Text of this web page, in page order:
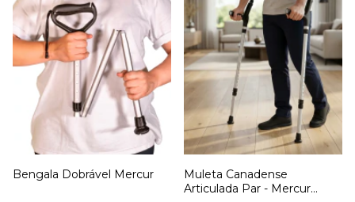
Bengala Dobrável Mercur
Muleta Canadense
Articulada Par - Mercur